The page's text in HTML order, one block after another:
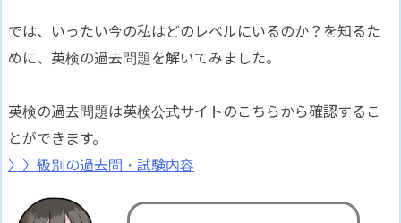
では、いったい今の私はどのレベルにいるのか？を知るた
めに、英検の過去問題を解いてみました。
英検の過去問題は英検公式サイトのこちらから確認するこ
とができます。
〉〉級別の過去問・試験内容